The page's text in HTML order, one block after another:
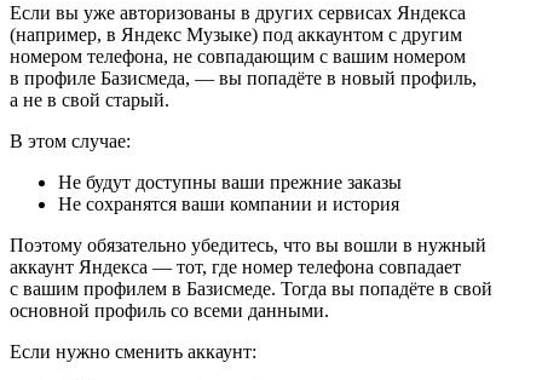
Если вы уже авторизованы в других сервисах Яндекса
(например, в Яндекс Музыке) под аккаунтом с другим
номером телефона, не совпадающим с вашим номером
в профиле Базисмеда, — вы попадёте в новый профиль,
а не в свой старый.
В этом случае:
Не будут доступны ваши прежние заказы
Не сохранятся ваши компании и история
Поэтому обязательно убедитесь, что вы вошли в нужный
аккаунт Яндекса — тот, где номер телефона совпадает
с вашим профилем в Базисмеде. Тогда вы попадёте в свой
основной профиль со всеми данными.
Если нужно сменить аккаунт: